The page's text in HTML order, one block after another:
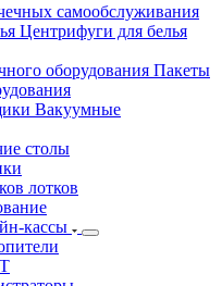
самообслуживания
Центрифуги для белья
Пакеты
Вакуумные
столы
лотков
кассы